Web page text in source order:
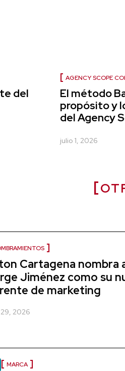
del
AGENCY SCOPE
El método
propósito y
del Agency
julio 1, 2026
Cartagena nombra
Jiménez como su
de marketing
2026
MARCA